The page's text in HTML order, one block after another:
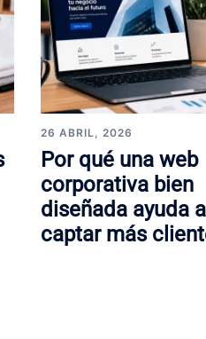
26 ABRIL, 2026
Por qué una web
corporativa bien
diseñada ayuda a
captar más